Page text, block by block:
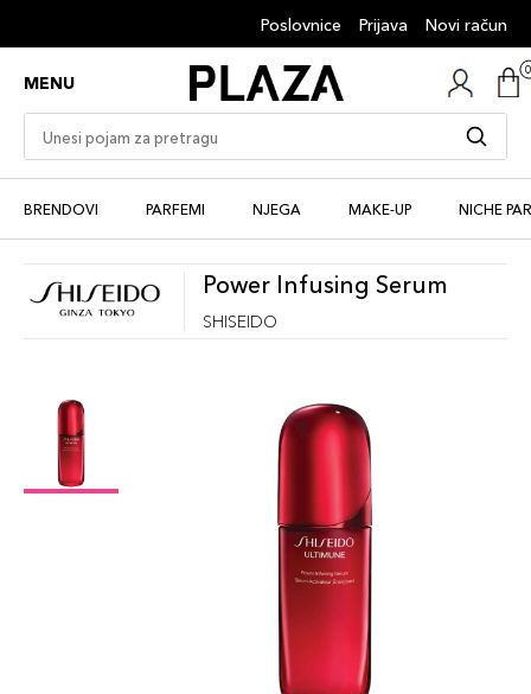
Poslovnice Prijava Novi račun
MENU
BRENDOVI PARFEMI NJEGA MAKE-UP NICHE
Power Infusing Serum
SHISEIDO